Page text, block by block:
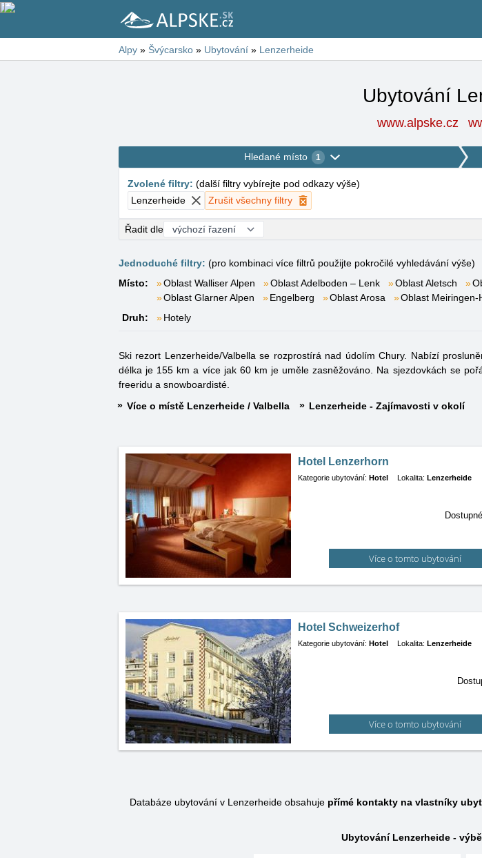
Alpy » Švýcarsko » Ubytování » Lenzerheide
Ubytování
www.alpske.cz
Hledané místo 1
Zvolené filtry: (další filtry vybírejte pod odkazy výše)
Lenzerheide
Zrušit všechny filtry
Řadit dle
Jednoduché filtry: (pro kombinaci více filtrů použijte pokročilé vyhledávání výše)
Místo:
Oblast Walliser Alpen Oblast Adelboden – Lenk Oblast Aletsch
Oblast Glarner Alpen
Engelberg Oblast Arosa Oblast Meiringen-
Druh:
Hotely
Ski rezort Lenzerheide/Valbella se rozprostírá nad údolím Chury. Nabízí
délka je 155 km a více jak 60 km je uměle zasněžováno. Na sjezdovkách se
freeridu a snowboardisté.
Více o místě Lenzerheide / Valbella
Lenzerheide - Zajímavosti v okolí
Hotel Lenzerhorn
Kategorie ubytování: Hotel Lokalita: Lenzerheide
Více o tomto ubytování
Hotel Schweizerhof
Kategorie ubytování: Hotel Lokalita: Lenzerheide
Více o tomto ubytování
Databáze ubytování v Lenzerheide obsahuje přímé kontakty na vlastníky
Ubytování Lenzerheide -